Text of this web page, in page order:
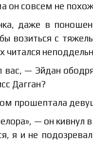
он совсем не
даже в
возиться с
читался
вас, — Эйдан
Дагган?
прошептала
— он кивнул
я и не